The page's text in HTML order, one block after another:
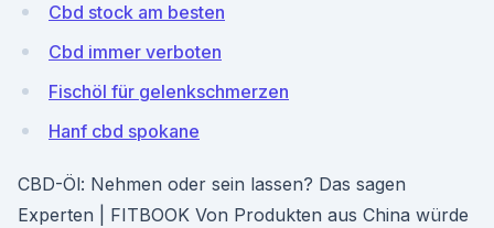
Cbd stock am besten
Cbd immer verboten
Fischöl für gelenkschmerzen
Hanf cbd spokane
CBD-Öl: Nehmen oder sein lassen? Das sagen
Experten | FITBOOK Von Produkten aus China würde